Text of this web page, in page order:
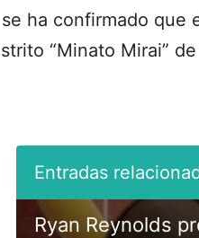
ha confirmado que
“Minato Mirai” de
Ryan Reynolds